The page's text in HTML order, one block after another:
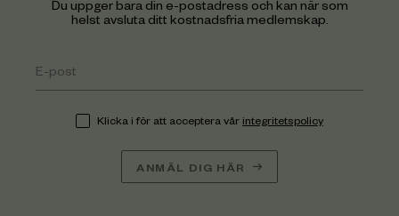
Du uppger bara din e-postadress och kan när som
helst avsluta ditt kostnadsfria medlemskap.
Klicka i för att acceptera vår integritetspolicy
ANMÄL DIG HÄR